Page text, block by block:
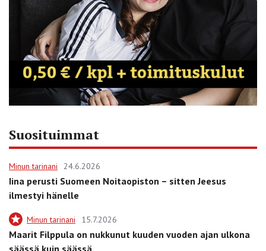
Suosituimmat
Minun tarinani 24.6.2026
Iina perusti Suomeen Noitaopiston – sitten Jeesus
ilmestyi hänelle
Minun tarinani 15.7.2026
Maarit Filppula on nukkunut kuuden vuoden ajan ulkona
säässä kuin säässä